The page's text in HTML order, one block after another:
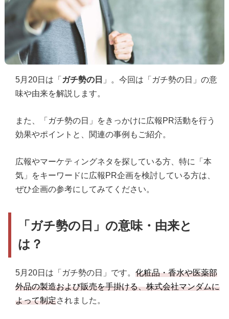
5月20日は「 ガチ勢の日 」。今回は「ガチ勢の日」の意
味や由来を解説します。
また、「ガチ勢の日」をきっかけに広報PR活動を行う
効果やポイントと、関連の事例もご紹介。
広報やマーケティングネタを探している方、特に「本
気」をキーワードに広報PR企画を検討している方は、
ぜひ企画の参考にしてみてください。
「ガチ勢の日」の意味・由来と
は？
5月20日は「ガチ勢の日」です。 化粧品・香水や医薬部
外品の製造および販売を手掛ける、株式会社マンダムに
よって制定されました。